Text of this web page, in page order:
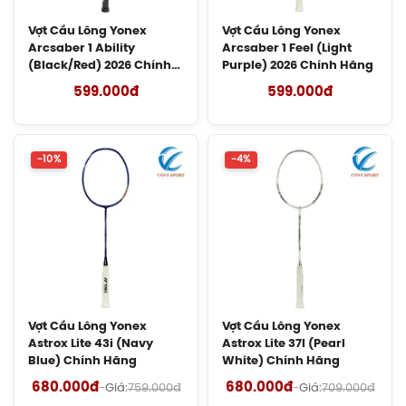
Giày Asics UPCOURT 6 Women
(1072A107.500) Chính Hãng
1.269.000đ
1.599.000đ
Giày Cầu Lông Yonex Eclipsion Z
Vợt Cầu Lông Lining Axforce 100 Max
Liên hệ
Cước Cầu Lông Kizuna Z63X Chính
Vợt Cầu Lông Yonex
Arcsaber 1 Ability
(Black/Red) 2026 Chính
599.000đ
Vợt Cầu Lông Yonex
Arcsaber 1 Feel (Light
Purple) 2026 Chính Hãng
599.000đ
-10%
Vợt Cầu Lông Yonex
Astrox Lite 43i (Navy
Blue) Chính Hãng
680.000đ-Giá:759.000đ
-4%
Vợt Cầu Lông Yonex
Astrox Lite 37I (Pearl
White) Chính Hãng
680.000đ-Giá:709.000đ